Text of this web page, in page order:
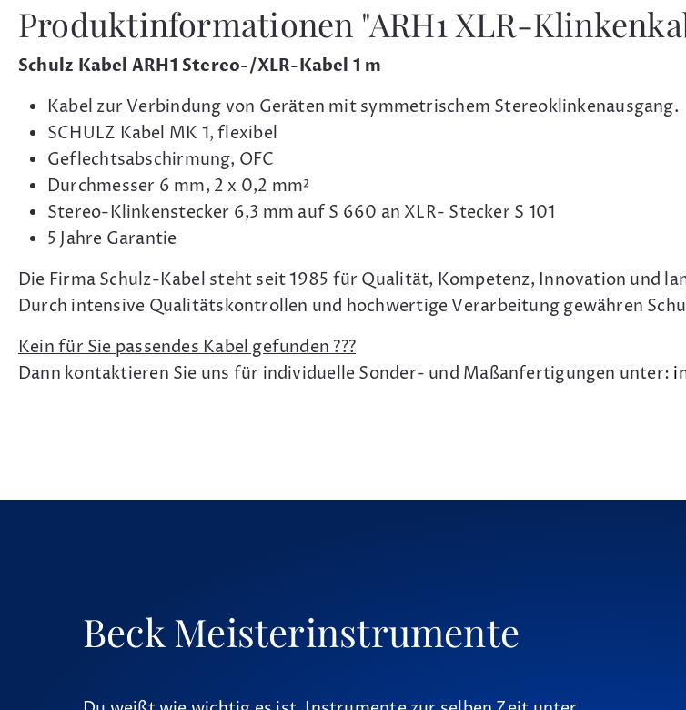
Produktinformationen "ARH1 XLR-
Schulz Kabel ARH1 Stereo-/XLR-Kabel 1 m
Kabel zur Verbindung von Geräten mit symmetrischem Stereoklinkenausgang.
SCHULZ Kabel MK 1, flexibel
Geflechtsabschirmung, OFC
Durchmesser 6 mm, 2 x 0,2 mm²
Stereo-Klinkenstecker 6,3 mm auf S 660 an XLR- Stecker S 101
5 Jahre Garantie
Die Firma Schulz-Kabel steht seit 1985 für Qualität, Kompetenz, Innovation und
Durch intensive Qualitätskontrollen und hochwertige Verarbeitung gewähren
Kein für Sie passendes Kabel gefunden ???
Dann kontaktieren Sie uns für individuelle Sonder- und Maßanfertigungen unter:
Beck Meisterinstrumente